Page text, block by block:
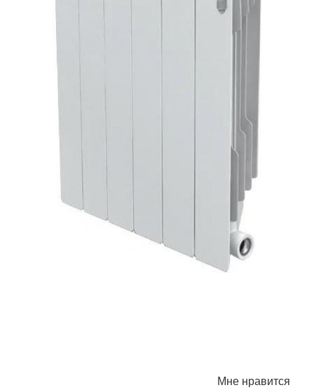
Мне нравится